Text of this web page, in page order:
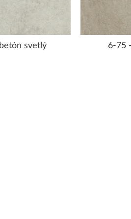
svetlý 6-75